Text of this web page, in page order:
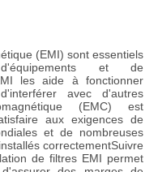
(EMI) sont essentiels
et de
les aide à fonctionner
avec d'autres
(EMC) est
aux exigences de
et de nombreuses
correctementSuivre
de filtres EMI permet